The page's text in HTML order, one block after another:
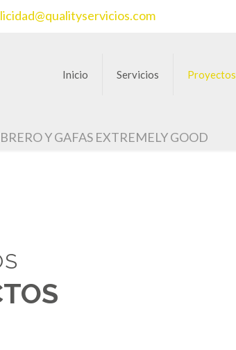
Inicio Servicios Proyectos
Y GAFAS EXTREMELY GOOD